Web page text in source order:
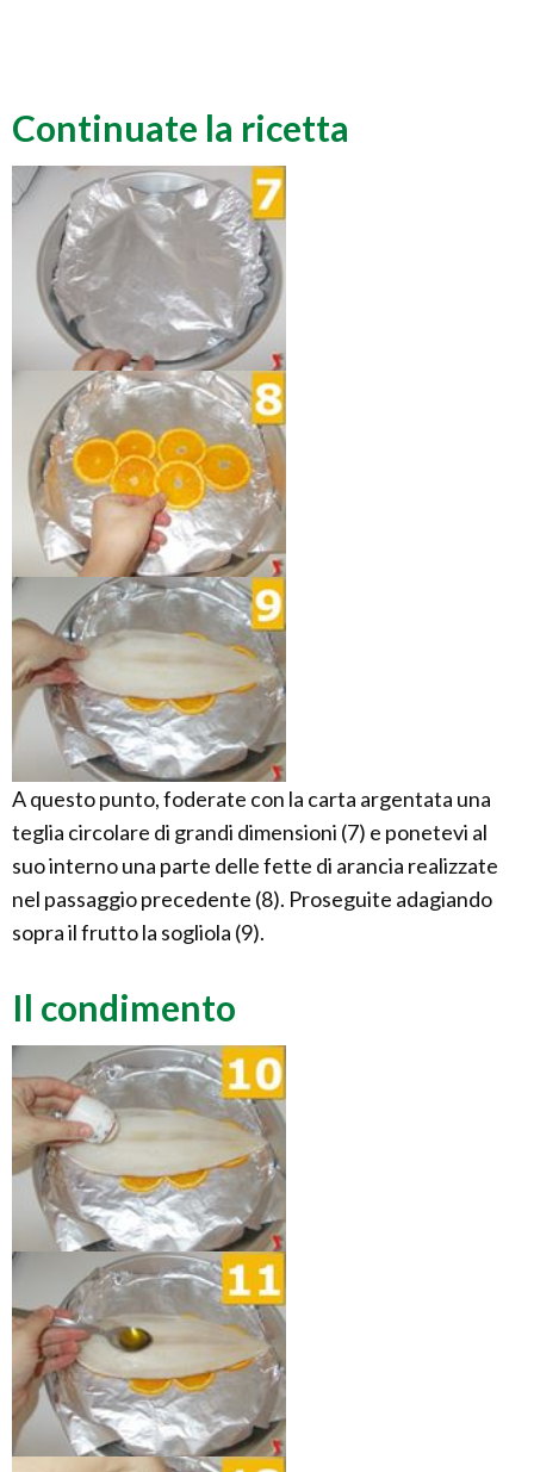
Continuate la ricetta
A questo punto, foderate con la carta argentata una
teglia circolare di grandi dimensioni (7) e ponetevi al
suo interno una parte delle fette di arancia realizzate
nel passaggio precedente (8). Proseguite adagiando
sopra il frutto la sogliola (9).
Il condimento